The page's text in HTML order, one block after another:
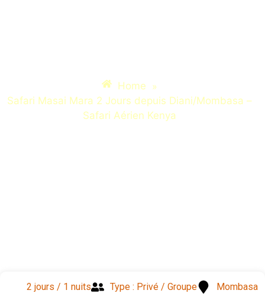
Home »
Safari Masai Mara 2 Jours depuis Diani/Mombasa –
Safari Aérien Kenya
2 jours / 1 nuits Type : Privé / Groupe Mombasa